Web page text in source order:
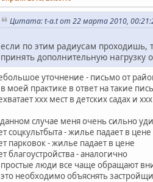
Цитата: t-a.t от 22 марта 2010,
если по этим радиусам проходишь,
принять дополнительную нагрузку
уточнение - письмо от
моей практике в ответ на такие
ххх мест в детских садах и
случае меня очень сильно
соцкультбыта - жилье падает в цене
парковок - жилье падает в цене
благоустройства - аналогично
люди все чаще обращают
необходимо объяснять